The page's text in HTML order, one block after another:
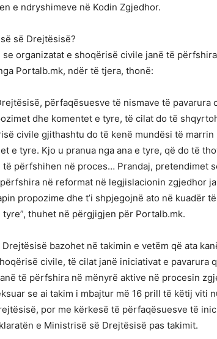
e ndryshimeve në Kodin Zgjedhor.
së Drejtësisë?
organizatat e shoqërisë civile janë të
Portalb.mk, ndër të tjera, thonë:
përfaqësuesve të nismave të pavarura
dhe komentet e tyre, të cilat do të
civile gjithashtu do të kenë mundësi të marrin
e tyre. Kjo u pranua nga ana e tyre, që do të
përfshihen në proces… Prandaj, pretendimet
në reformat në legjislacionin zgjedhor
propozime dhe t’i shpjegojnë ato në kuadër
tyre”, thuhet në përgjigjen për Portalb.mk.
bazohet në takimin e vetëm që ata
civile, të cilat janë iniciativat e pavarura
të përfshira në mënyrë aktive në procesin
se ai takim i mbajtur më 16 prill të këtij viti
por me kërkesë të përfaqësuesve të
e Ministrisë së Drejtësisë pas takimit.